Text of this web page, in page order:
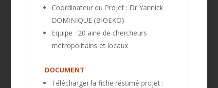
Coordinateur du Projet : Dr Yannick
DOMINIQUE (BIOEKO)
Equipe : 20 aine de chercheurs
métropolitains et locaux
DOCUMENT
Télécharger la fiche résumé projet :